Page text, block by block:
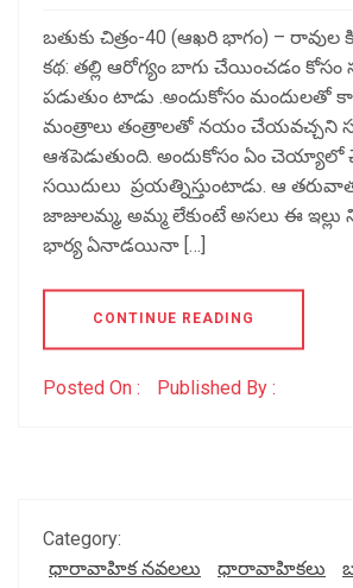
బతుకు చిత్రం-40 (ఆఖరి భాగం) – రావుల
కథ: తల్లి ఆరోగ్యం బాగు చేయించడం
పడుతుం టాడు .అందుకోసం మందులతో
మంత్రాలు తంత్రాలతో నయం చేయవచ్చని
ఆశపెడుతుంది. అందుకోసం ఏం చెయ్యాలో
సయిదులు ప్రయత్నిస్తుంటాడు. ఆ
జాజులమ్మ, అమ్మ లేకుంటే అసలు ఈ
భార్య ఏనాడయినా […]
CONTINUE READING
Posted On : Published By :
Category:
ధారావాహిక నవలలు
ధారావాహికలు